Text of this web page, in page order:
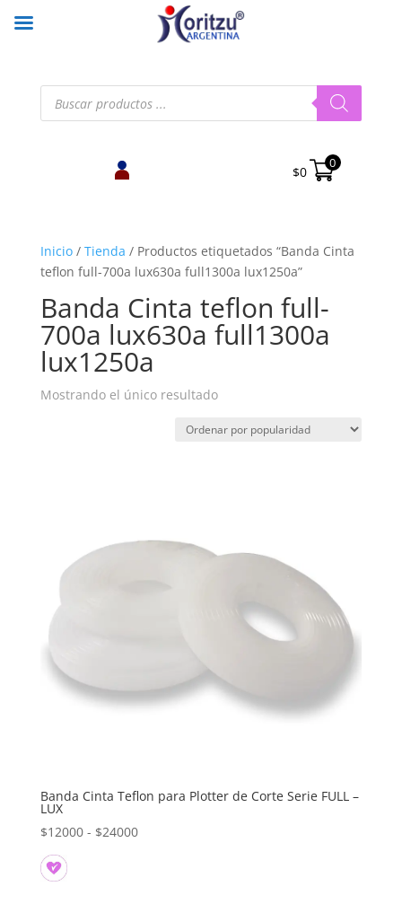
Búsqueda
productos
$0
0
Inicio/ Tienda / Productos etiquetados “Banda Cinta
teflon full-700a lux630a full1300a lux1250a”
Banda Cinta teflon full-
700a lux630a full1300a
lux1250a
Mostrando el único resultado
Banda Cinta Teflon para Plotter de Corte Serie FULL –
LUX
$12000 - $24000Rango